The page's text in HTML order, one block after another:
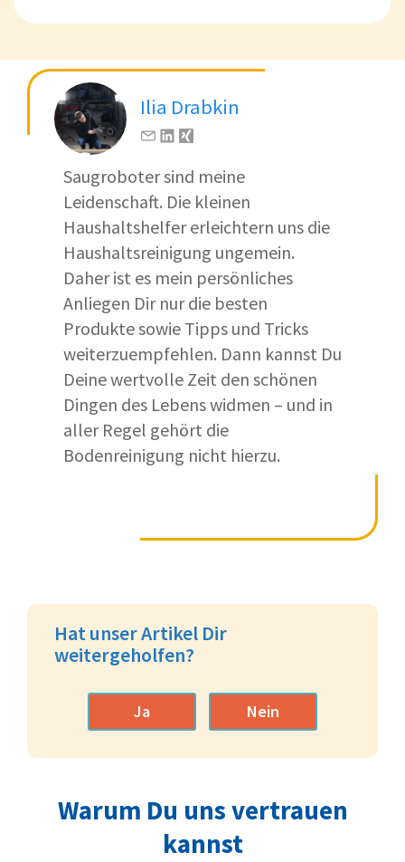
Ilia Drabkin
Saugroboter sind meine
Leidenschaft. Die kleinen
Haushaltshelfer erleichtern uns die
Haushaltsreinigung ungemein.
Daher ist es mein persönliches
Anliegen Dir nur die besten
Produkte sowie Tipps und Tricks
weiterzuempfehlen. Dann kannst Du
Deine wertvolle Zeit den schönen
Dingen des Lebens widmen – und in
aller Regel gehört die
Bodenreinigung nicht hierzu.
Hat unser Artikel Dir
weitergeholfen?
Ja Nein
Warum Du uns vertrauen
kannst